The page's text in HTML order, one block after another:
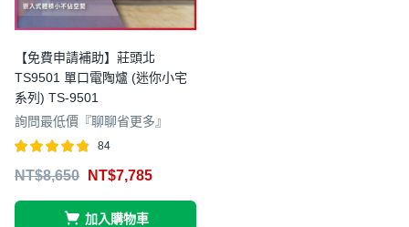
【免費申請補助】莊頭北
TS9501 單口電陶爐 (迷你小宅
系列) TS-9501
詢問最低價『聊聊省更多』
4.74
84
NT$8,650 NT$7,785
加入購物車